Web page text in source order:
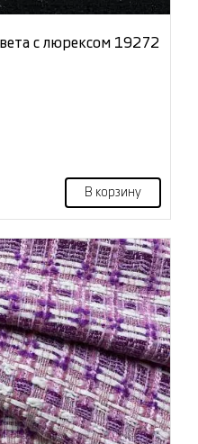
с люрексом 19272
В корзину